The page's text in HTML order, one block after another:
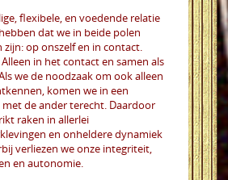
flexibele, en voedende relatie
dat we in beide polen
zijn: op onszelf en in contact.
in het contact en samen als
we de noodzaak om ook alleen
komen we in een
de ander terecht. Daardoor
raken in allerlei
en onheldere dynamiek
verliezen we onze integriteit,
en autonomie.